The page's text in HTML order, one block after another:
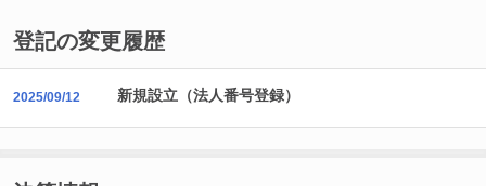
登記の変更履歴
2025/09/12 新規設立（法人番号登録）